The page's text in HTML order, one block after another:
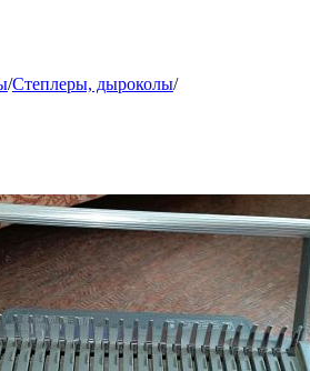
/Степлеры, дыроколы/